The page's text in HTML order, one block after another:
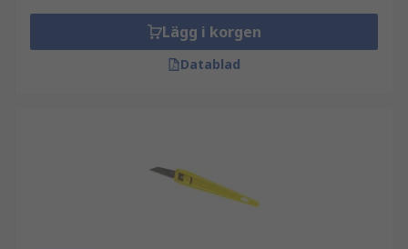
Lägg i korgen
Datablad